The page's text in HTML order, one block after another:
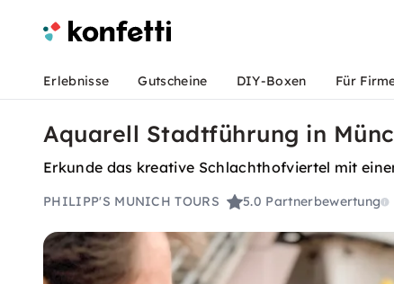
Erlebnisse Gutscheine DIY-Boxen Für
Aquarell Stadtführung in
Erkunde das kreative Schlachthofviertel mit
PHILIPP'S MUNICH TOURS 5.0 Partnerbewertung